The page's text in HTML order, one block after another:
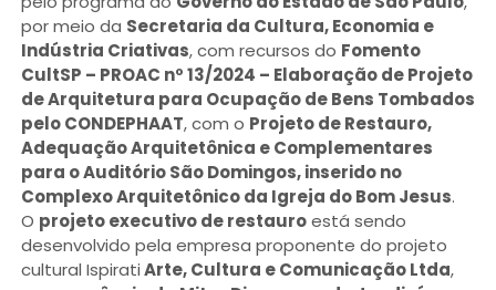
por meio da Secretaria da Cultura, Economia e
Indústria Criativas, com recursos do Fomento
CultSP – PROAC nº 13/2024 – Elaboração de Projeto
de Arquitetura para Ocupação de Bens Tombados
pelo CONDEPHAAT, com o Projeto de Restauro,
Adequação Arquitetônica e Complementares
para o Auditório São Domingos, inserido no
Complexo Arquitetônico da Igreja do Bom Jesus.
O projeto executivo de restauroestá sendo
desenvolvido pela empresa proponente do projeto
cultural IspiratiArte, Cultura e Comunicação Ltda,